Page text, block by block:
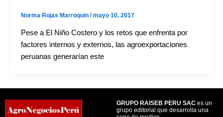
Norma Rojas Marroquin /mayo 10, 2017
Pese a El Niño Costero y los retos que enfrenta por
factores internos y externos, las agroexportaciones
peruanas generarían este
GRUPO RAISEB PERU SAC es un
grupo editorial que desarrolla una